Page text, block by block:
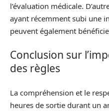
l’évaluation médicale.
ayant récemment subi une
peuvent également
Conclusion sur
des règles
La compréhension et le
heures de sortie durant un